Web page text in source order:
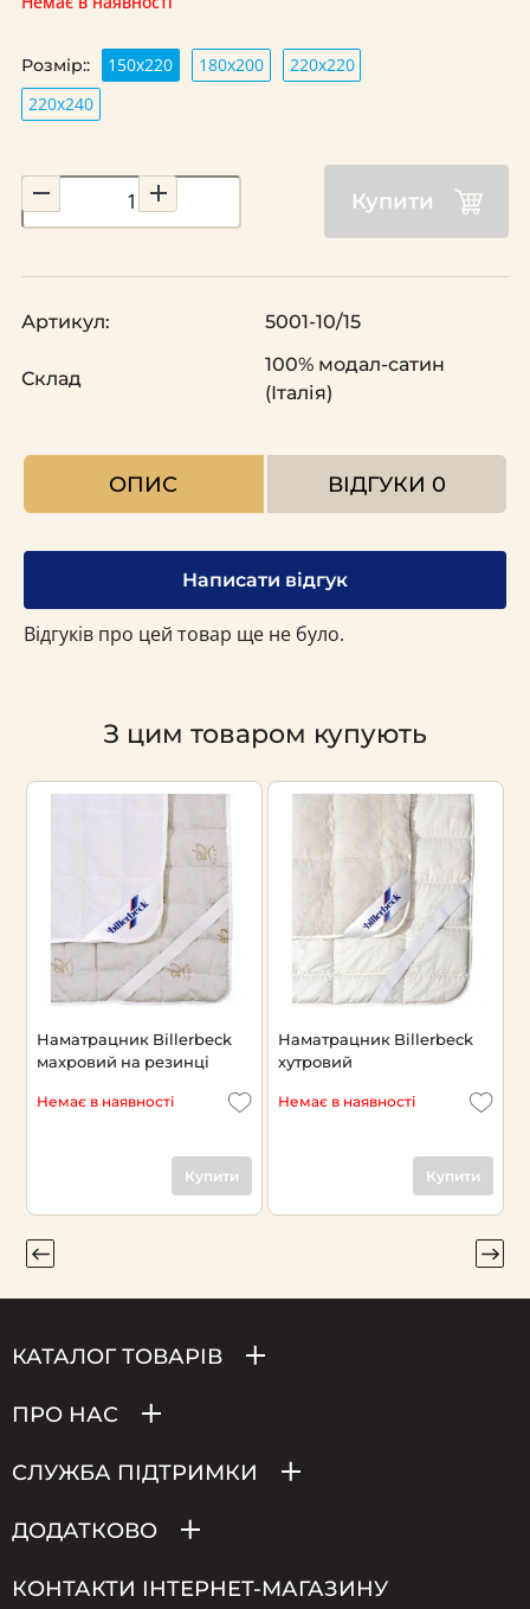
Розмір:: 150x220 180х200
220x220
220х240
Купити
Артикул: 5001-10/15
Склад
100% модал-сатин
(Італія)
ОПИС ВІДГУКИ 0
Написати відгук
Відгуків про цей товар ще не було.
З цим товаром купують
Наматрацник Billerbeck
махровий на резинці
Немає в наявності
Купити
Наматрацник Billerbeck
хутровий
Немає в наявності
Купити
КАТАЛОГ ТОВАРІВ
ПРО НАС
СЛУЖБА ПІДТРИМКИ
ДОДАТКОВО
КОНТАКТИ ІНТЕРНЕТ-МАГАЗИНУ